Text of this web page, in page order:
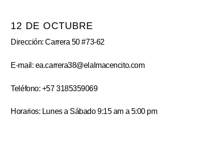
12 DE OCTUBRE
Dirección: Carrera 50 #73-62
E-mail: ea.carrera38@elalmacencito.com
Teléfono: +57 3185359069
Horarios: Lunes a Sábado 9:15 am a 5:00 pm